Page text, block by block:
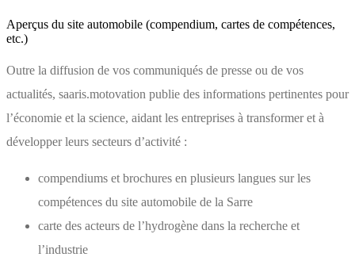
Aperçus du site automobile (compendium, cartes de compétences,
etc.)
Outre la diffusion de vos communiqués de presse ou de vos
actualités, saaris.motovation publie des informations pertinentes pour
l’économie et la science, aidant les entreprises à transformer et à
développer leurs secteurs d’activité :
compendiums et brochures en plusieurs langues sur les
compétences du site automobile de la Sarre
carte des acteurs de l’hydrogène dans la recherche et
l’industrie